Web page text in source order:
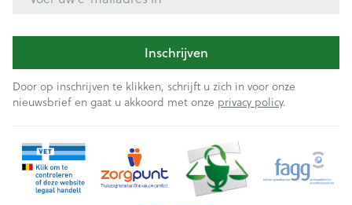
Inschrijven
Door op inschrijven te klikken, schrijft u zich in voor onze
nieuwsbrief en gaat u akkoord met onze privacy policy.